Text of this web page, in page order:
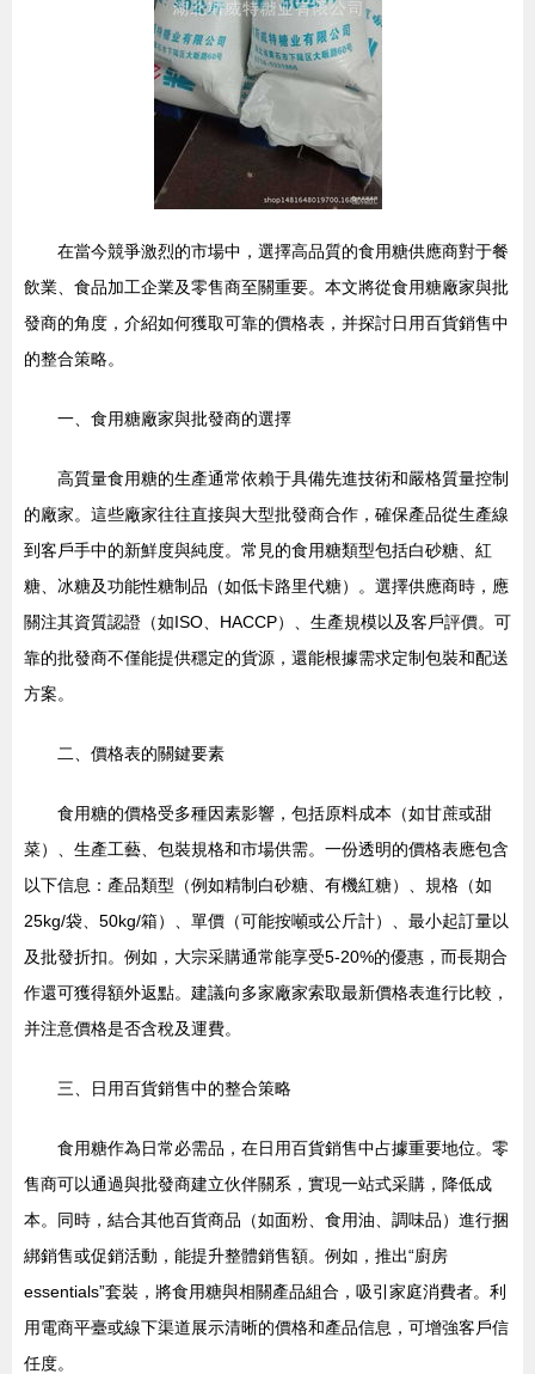
在當今競爭激烈的市場中，選擇高品質的食用糖供應商對于餐
飲業、食品加工企業及零售商至關重要。本文將從食用糖廠家與批
發商的角度，介紹如何獲取可靠的價格表，并探討日用百貨銷售中
的整合策略。
一、食用糖廠家與批發商的選擇
高質量食用糖的生產通常依賴于具備先進技術和嚴格質量控制
的廠家。這些廠家往往直接與大型批發商合作，確保產品從生產線
到客戶手中的新鮮度與純度。常見的食用糖類型包括白砂糖、紅
糖、冰糖及功能性糖制品（如低卡路里代糖）。選擇供應商時，應
關注其資質認證（如ISO、HACCP）、生產規模以及客戶評價。可
靠的批發商不僅能提供穩定的貨源，還能根據需求定制包裝和配送
方案。
二、價格表的關鍵要素
食用糖的價格受多種因素影響，包括原料成本（如甘蔗或甜
菜）、生產工藝、包裝規格和市場供需。一份透明的價格表應包含
以下信息：產品類型（例如精制白砂糖、有機紅糖）、規格（如
25kg/袋、50kg/箱）、單價（可能按噸或公斤計）、最小起訂量以
及批發折扣。例如，大宗采購通常能享受5-20%的優惠，而長期合
作還可獲得額外返點。建議向多家廠家索取最新價格表進行比較，
并注意價格是否含稅及運費。
三、日用百貨銷售中的整合策略
食用糖作為日常必需品，在日用百貨銷售中占據重要地位。零
售商可以通過與批發商建立伙伴關系，實現一站式采購，降低成
本。同時，結合其他百貨商品（如面粉、食用油、調味品）進行捆
綁銷售或促銷活動，能提升整體銷售額。例如，推出“廚房
essentials”套裝，將食用糖與相關產品組合，吸引家庭消費者。利
用電商平臺或線下渠道展示清晰的價格和產品信息，可增強客戶信
任度。